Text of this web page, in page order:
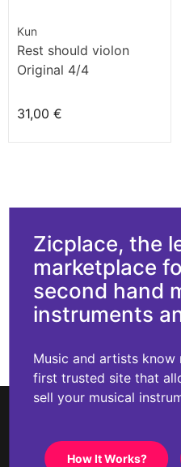
Kun
Rest should violon
Original 4/4
31,00 €
Zicplace, the
marketplace
second hand
instruments
Music and artists know
first trusted site that
sell your musical
How It Works?